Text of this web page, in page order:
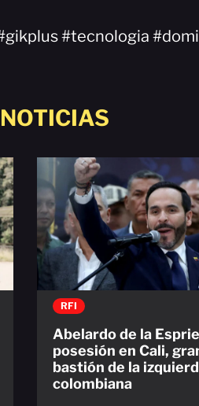
#tecnologia
RFI
Abelardo de la
posesión en Cali,
bastión de la
colombiana